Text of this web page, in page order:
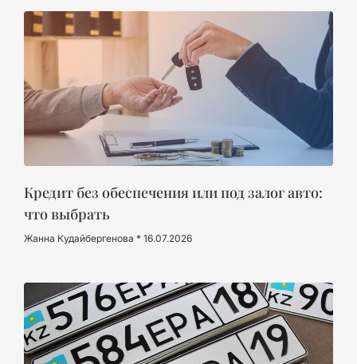
Кредит без обеспечения или под залог авто:
что выбрать
Жанна Кудайбергенова 16.07.2026